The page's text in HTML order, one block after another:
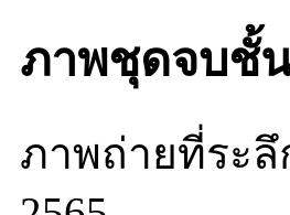
ภาพชุดจบชั้
ภาพถ่ายที่ระ